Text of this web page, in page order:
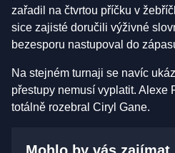
zařadil na čtvrtou příčku v
sice zajisté doručili výživné
bezesporu nastupoval do
Na stejném turnaji se navíc
přestupy nemusí vyplatit. Alexe
totálně rozebral Ciryl Gane.